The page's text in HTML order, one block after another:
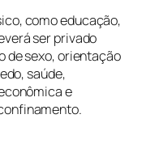
como educação,
ser privado
de sexo, orientação
saúde,
e